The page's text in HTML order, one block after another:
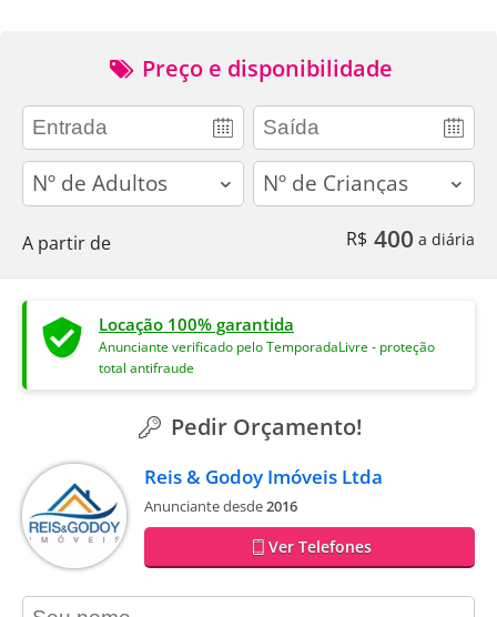
Preço e disponibilidade
adults children
A partir de R$ 400 a diária
Locação 100% garantida
Anunciante verificado pelo TemporadaLivre - proteção
total antifraude
Pedir Orçamento!
Reis & Godoy Imóveis Ltda
Anunciante desde2016
Ver Telefones
contact_name